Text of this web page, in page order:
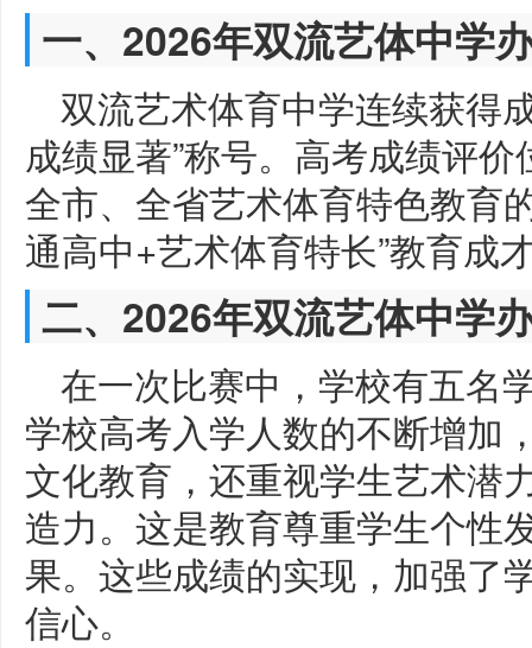
一、2026年双流艺体中学
双流艺术体育中学连续获得
成绩显著”称号。高考成绩评
全市、全省艺术体育特色教育
通高中+艺术体育特长”教育成
二、2026年双流艺体中学
在一次比赛中，学校有五名
学校高考入学人数的不断增加
文化教育，还重视学生艺术潜
造力。这是教育尊重学生个性
果。这些成绩的实现，加强了
信心。